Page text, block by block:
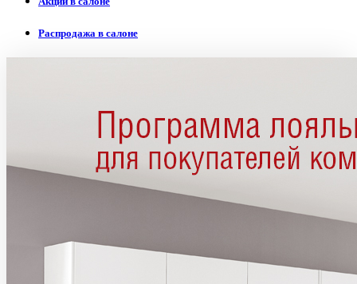
Распродажа в салоне